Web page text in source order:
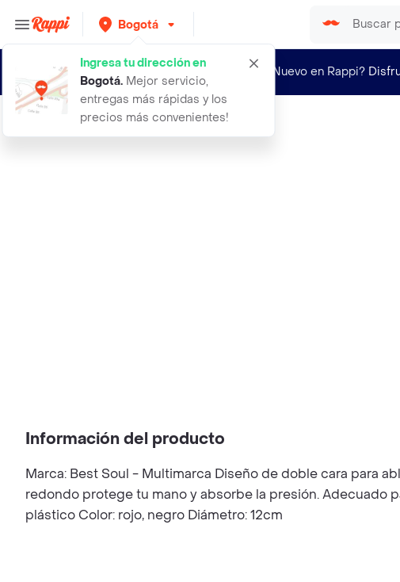
Bogotá
Ingresa tu dirección en
Bogotá. Mejor servicio,
entregas más rápidas y los
precios más convenientes!
¿Nuevo en Rappi?
ablandador carne ergonomico
Información del producto
Marca: Best Soul - Multimarca Diseño de doble cara para
redondo protege tu mano y absorbe la presión. Adecuado
plástico Color: rojo, negro Diámetro: 12cm